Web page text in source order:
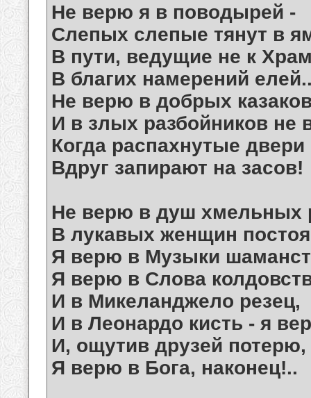
Не верю я в поводырей -
Слепых слепые тянут в
В пути, ведущие не к
В благих намерений
Не верю в добрых
И в злых разбойников не
Когда распахнутые двери
Вдруг запирают на засов!
Не верю в душ хмельных
В лукавых женщин
Я верю в Музыки
Я верю в Слова
И в Микеланджело резец,
И в Леонардо кисть - я
И, ощутив друзей потерю,
Я верю в Бога, наконец!..